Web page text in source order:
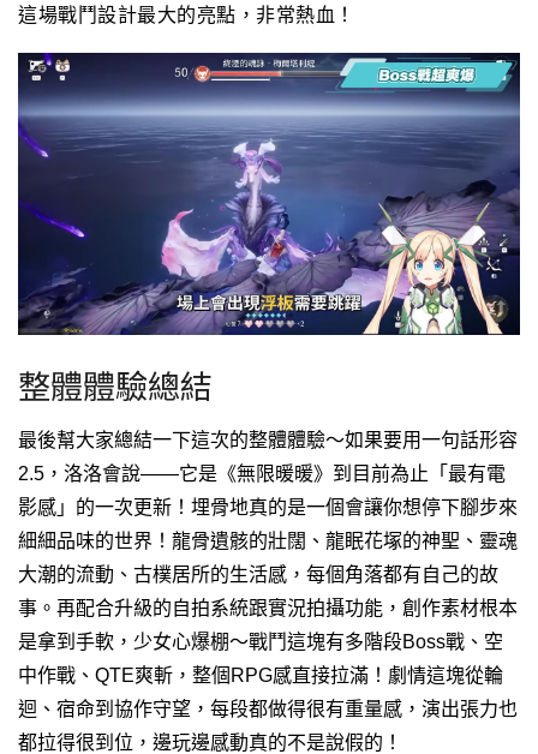
這場戰鬥設計最大的亮點，非常熱血！
整體體驗總結
最後幫大家總結一下這次的整體體驗～如果要用一句話形容
2.5，洛洛會說——它是《無限暖暖》到目前為止「最有電
影感」的一次更新！ 埋骨地真的是一個會讓你想停下腳步來
細細品味的世界！龍骨遺骸的壯闊、龍眠花塚的神聖、靈魂
大潮的流動、古樸居所的生活感，每個角落都有自己的故
事。再配合升級的自拍系統跟實況拍攝功能，創作素材根本
是拿到手軟，少女心爆棚～戰鬥這塊有多階段Boss戰、空
中作戰、QTE爽斬，整個RPG感直接拉滿！ 劇情這塊從輪
迴、宿命到協作守望，每段都做得很有重量感，演出張力也
都拉得很到位，邊玩邊感動真的不是說假的！